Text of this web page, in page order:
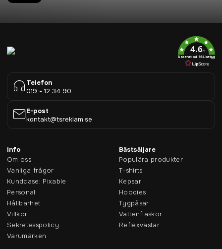
4.6/5
Baserat på 954 betyg
Telefon
019 - 12 34 90
E-post
kontakt@tsreklam.se
Info
Om oss
Vanliga frågor
Kundcase: Pixable
Personal
Hållbarhet
Villkor
Sekretesspolicy
Varumärken
Bästsäljare
Populära produkter
T-shirts
Kepsar
Hoodies
Tygpåsar
Vattenflaskor
Reflexvästar